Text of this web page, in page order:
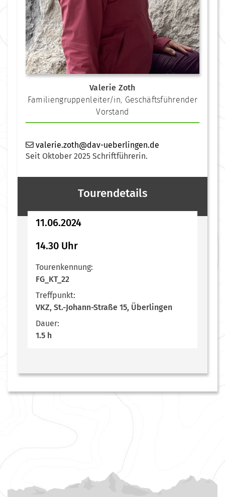
Valerie Zoth
Familiengruppenleiter/in, Geschäftsführender
Vorstand
valerie.zoth@dav-ueberlingen.de
Seit Oktober 2025 Schriftführerin.
Tourendetails
11.06.2024
14.30 Uhr
Tourenkennung:
FG_KT_22
Treffpunkt:
VKZ, St.-Johann-Straße 15, Überlingen
Dauer:
1.5 h